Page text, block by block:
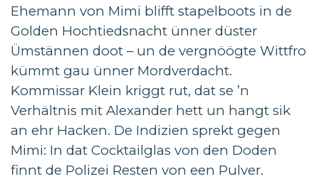
Ehemann von Mimi blifft stapelboots in de
Golden Hochtiedsnacht ünner düster
Ümstännen doot – un de vergnöögte Wittfro
kümmt gau ünner Mordverdacht.
Kommissar Klein kriggt rut, dat se ’n
Verhältnis mit Alexander hett un hangt sik
an ehr Hacken. De Indizien sprekt gegen
Mimi: In dat Cocktailglas von den Doden
finnt de Polizei Resten von een Pulver.